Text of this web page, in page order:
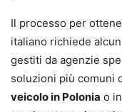
Il processo per
italiano richiede
gestiti da agenzie
soluzioni più comuni
veicolo in Polonia o